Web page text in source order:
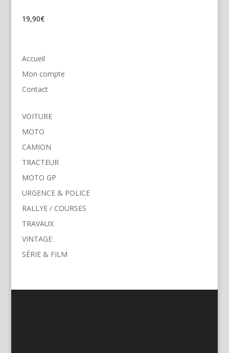
19,90€
Accueil
Mon compte
Contact
VOITURE
MOTO
CAMION
TRACTEUR
MOTO GP
URGENCE & POLICE
RALLYE / COURSES
TRAVAUX
VINTAGE
SÉRIE & FILM